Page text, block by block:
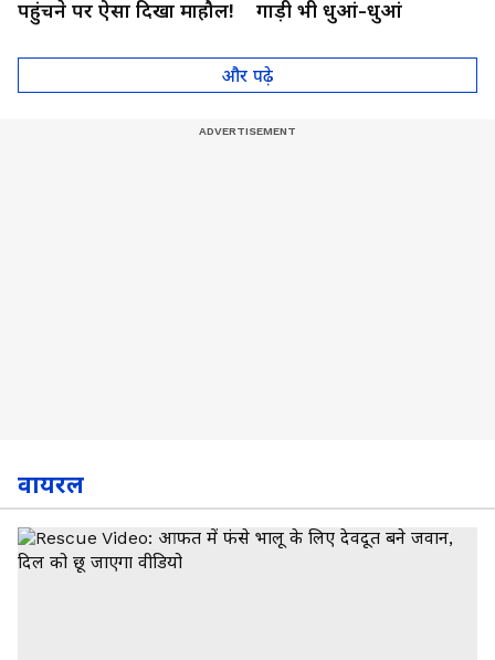
पहुंचने पर ऐसा दिखा माहौल!
गाड़ी भी धुआं-धुआं
और पढ़े
वायरल